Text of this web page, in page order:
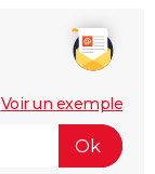
Voir un exemple